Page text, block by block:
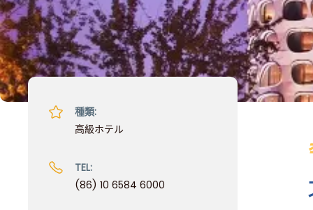
種類:
高級ホテル
TEL:
(86) 10 6584 6000